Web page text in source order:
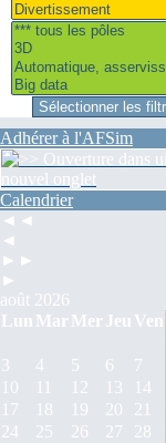
Adhérer à l'AFSim
Calendrier
◄◄
◄
►►
►
août 2026
Lun Mar Mer Jeu Ven
3
4 5 6 7
10
11 12 13 14
17
18 19 20 21
24
25 26 27 28